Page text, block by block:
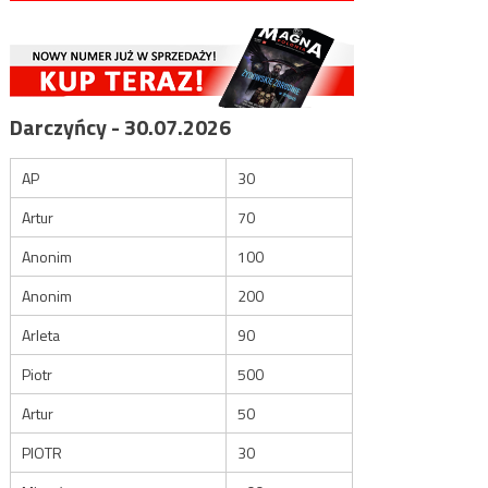
Darczyńcy - 30.07.2026
AP
30
Artur
70
Anonim
100
Anonim
200
Arleta
90
Piotr
500
Artur
50
PIOTR
30